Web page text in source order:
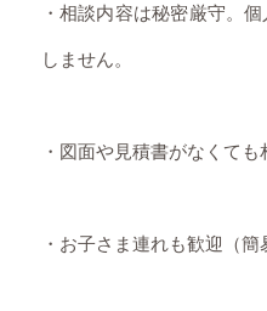
・相談内容は秘密厳守。
しません。
・図面や見積書がなくても
・お子さま連れも歓迎（簡